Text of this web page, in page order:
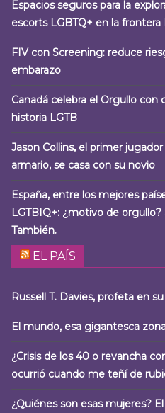
Espacios seguros para la
escorts LGBTQ+ en la
FIV con Screening: reduce
embarazo
Canadá celebra el Orgullo con
historia LGTB
Jason Collins, el primer
armario, se casa con su novio
España, entre los mejores
LGTBIQ+: ¿motivo de orgullo?
También.
EL PAÍS
Russell T. Davies, profeta en
El mundo, esa gigantesca
¿Crisis de los 40 o revancha
ocurrió cuando me teñí de
¿Quiénes son esas mujeres?